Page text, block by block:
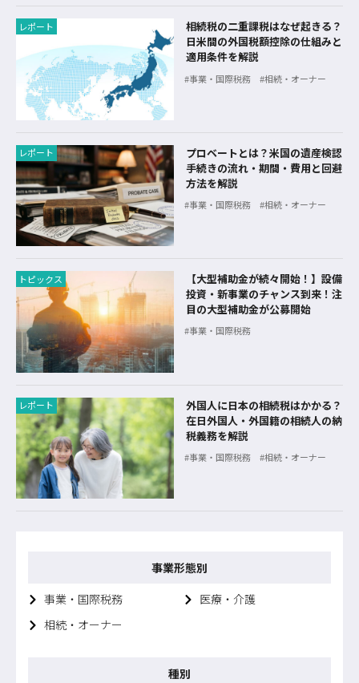
レポート
相続税の二重課税はなぜ起きる？
日米間の外国税額控除の仕組みと
適用条件を解説
事業・国際税務 相続・オーナー
レポート
プロベートとは？米国の遺産検認
手続きの流れ・期間・費用と回避
方法を解説
事業・国際税務 相続・オーナー
トピックス
【大型補助金が続々開始！】設備
投資・新事業のチャンス到来！注
目の大型補助金が公募開始
事業・国際税務
レポート
外国人に日本の相続税はかかる？
在日外国人・外国籍の相続人の納
税義務を解説
事業・国際税務 相続・オーナー
事業形態別
事業・国際税務
医療・介護
相続・オーナー
種別